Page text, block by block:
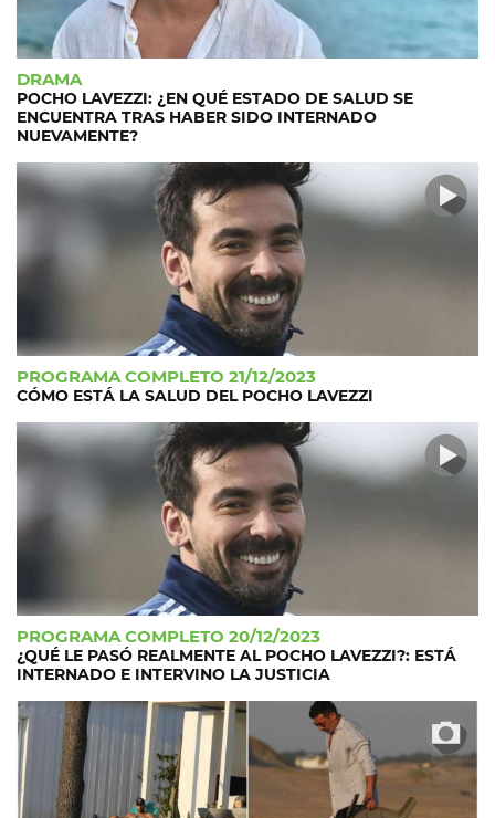
DRAMA
POCHO LAVEZZI: ¿EN QUÉ ESTADO DE SALUD SE
ENCUENTRA TRAS HABER SIDO INTERNADO
NUEVAMENTE?
PROGRAMA COMPLETO 21/12/2023
CÓMO ESTÁ LA SALUD DEL POCHO LAVEZZI
PROGRAMA COMPLETO 20/12/2023
¿QUÉ LE PASÓ REALMENTE AL POCHO LAVEZZI?: ESTÁ
INTERNADO E INTERVINO LA JUSTICIA